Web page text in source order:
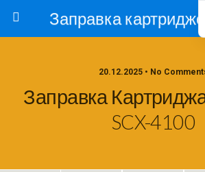
20.12.2025 • No
Заправка
SCX-4100